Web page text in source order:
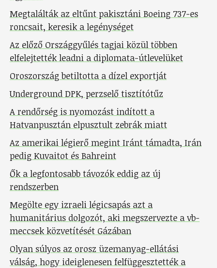
Megtalálták az eltűnt pakisztáni Boeing 737-es
roncsait, keresik a legénységet
Az előző Országgyűlés tagjai közül többen
elfelejtették leadni a diplomata-útlevelüket
Oroszország betiltotta a dízel exportját
Underground DPK, perzselő tisztítótűz
A rendőrség is nyomozást indított a
Hatvanpusztán elpusztult zebrák miatt
Az amerikai légierő megint Iránt támadta, Irán
pedig Kuvaitot és Bahreint
Ők a legfontosabb távozók eddig az új
rendszerben
Megölte egy izraeli légicsapás azt a
humanitárius dolgozót, aki megszervezte a vb-
meccsek közvetítését Gázában
Olyan súlyos az orosz üzemanyag-ellátási
válság, hogy ideiglenesen felfüggesztették a